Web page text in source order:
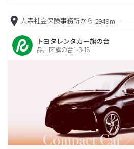
大森社会保険事務所から 2949m
トヨタレンタカー旗の台
品川区旗の台1-3-18